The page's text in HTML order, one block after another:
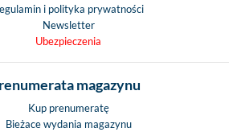
i polityka prywatności
Newsletter
Ubezpieczenia
magazynu
Kup prenumeratę
Bieżace wydania magazynu